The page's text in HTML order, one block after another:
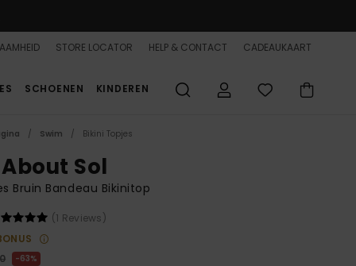
STORE LOCATOR HELP & CONTACT CADEAUKAART
SCHOENEN KINDEREN
Swim Bikini Topjes
Sol
Bruin Bandeau Bikinitop
(1 Reviews)
63%